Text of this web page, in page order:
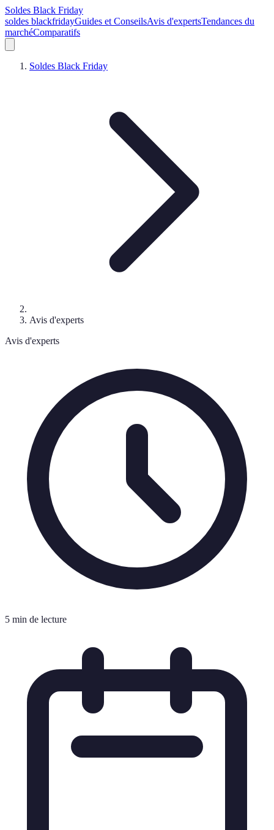
Soldes Black Friday
soldes blackfridayGuides et ConseilsAvis d'expertsTendances du
marchéComparatifs
Soldes Black Friday
Avis d'experts
Avis d'experts
5 min de lecture